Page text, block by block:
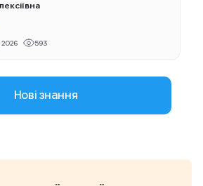
593
Нові знання